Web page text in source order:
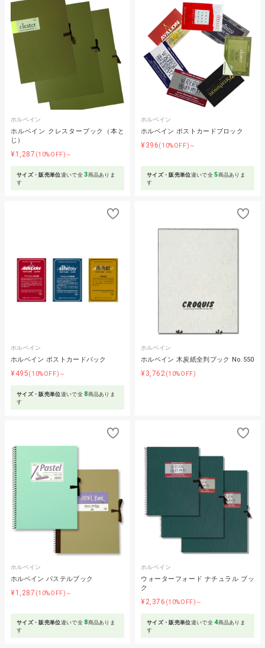
ホルベイン
ホルベイン クレスターブック（本と
じ）
¥1,287 (10%OFF)～
サイズ・販売単位違いで全3商品ありま
す
ホルベイン
ホルベイン ポストカードブロック
¥396(10%OFF)～
サイズ・販売単位違いで全5商品ありま
す
ホルベイン
ホルベイン ポストカードパック
¥495(10%OFF)～
サイズ・販売単位違いで全 8商品ありま
す
ホルベイン
ホルベイン 木炭紙全判ブック No.550
¥3,762(10%OFF)
ホルベイン
ホルベイン パステルブック
¥1,287 (10%OFF)～
サイズ・販売単位違いで全 8商品ありま
す
ホルベイン
ウォーターフォード ナチュラル ブッ
ク
¥2,376 (10%OFF)～
サイズ・販売単位違いで全4商品ありま
す